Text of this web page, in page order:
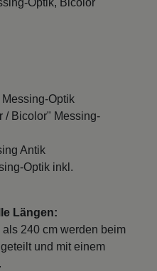
Optik
/ Bicolor" Messing-
Antik
Optik inkl.
Längen:
240 cm werden beim
und mit einem